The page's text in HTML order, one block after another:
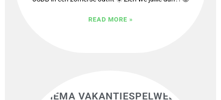
READ MORE »
THEMA VAKANTIESPELWEEK